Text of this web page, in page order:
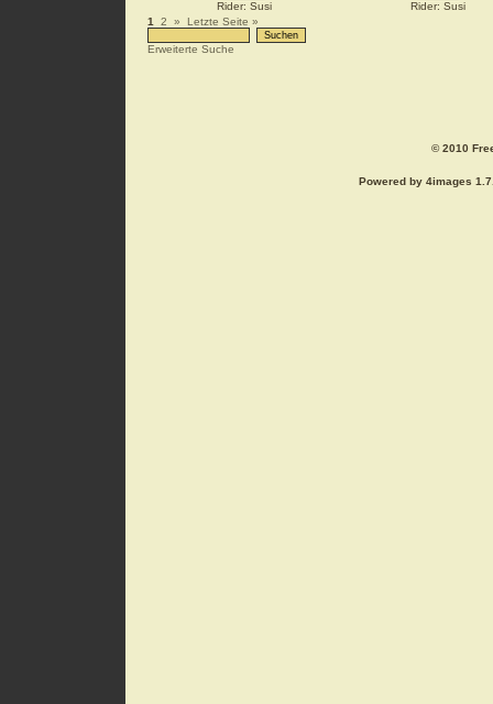
Rider: Susi
Rider: Susi
1 2 » Letzte Seite »
Erweiterte Suche
© 2010
Powered by 4images